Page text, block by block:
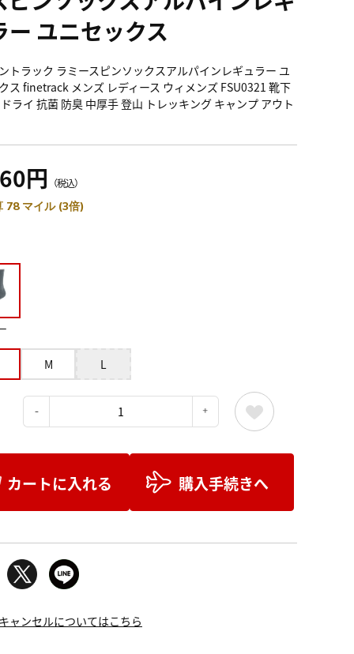
ー ユニセックス
トラック ラミースピンソックスアルパインレギュラー ユ
ス finetrack メンズ レディース ウィメンズ FSU0321 靴下
ライ 抗菌 防臭 中厚手 登山 トレッキング キャンプ アウト
円 （税込）
78 マイル (3倍)
M L
カートに入れる 購入手続きへ
ャンセルについてはこちら